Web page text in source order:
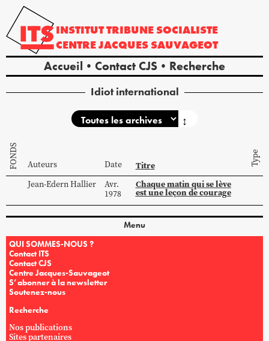
INSTITUTTRIBUNE SOCIALISTE
CENTREJACQUES SAUVAGEOT
Accueil Contact CJS Recherche
Idiot international
↕
FONDS Auteurs Date Titre Type
Jean-EdernHallier
Avr.
1978
Chaque matin qui se lève
est une leçon de courage
Menu
QUI SOMMES-NOUS ?
Contact ITS
Contact CJS
Centre Jacques-Sauvageot
S’abonner à la newsletter
Soutenez-nous
Recherche
Nos publications
Sites partenaires